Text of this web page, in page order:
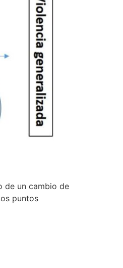
de un cambio de
puntos